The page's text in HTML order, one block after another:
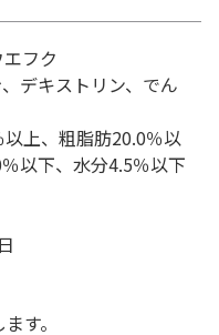
フク
デキストリン、でん
以上、粗脂肪20.0％以
以下、水分4.5％以下
す。